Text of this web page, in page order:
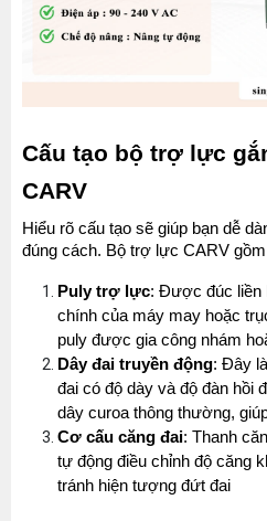
Cấu tạo bộ trợ lực
CARV
Hiểu rõ cấu tạo sẽ giúp bạn dễ
đúng cách. Bộ trợ lực CARV
Puly trợ lực: Được đúc liền
chính của máy may hoặc
puly được gia công nhám
Dây đai truyền động: Đây
đai có độ dày và độ đàn hồi
dây curoa thông thường,
Cơ cấu căng đai: Thanh
tự động điều chỉnh độ căng
tránh hiện tượng đứt đai